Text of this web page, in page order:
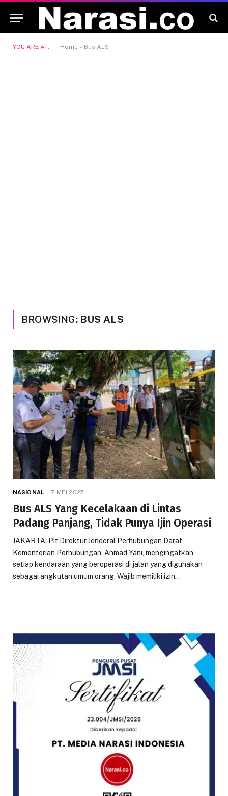
YOU ARE AT: Home » Bus ALS
BROWSING: BUS ALS
NASIONAL 7 MEI 2025
Bus ALS Yang Kecelakaan di Lintas
Padang Panjang, Tidak Punya Ijin Operasi
JAKARTA: Plt Direktur Jenderal Perhubungan Darat
Kementerian Perhubungan, Ahmad Yani, mengingatkan,
setiap kendaraan yang beroperasi di jalan yang digunakan
sebagai angkutan umum orang. Wajib memiliki izin…